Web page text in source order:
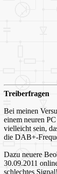
Treiberfragen
Bei meinen
einem neuren
vielleicht sein,
die DAB+-
Dazu neuere
30.09.2011
schlechtes